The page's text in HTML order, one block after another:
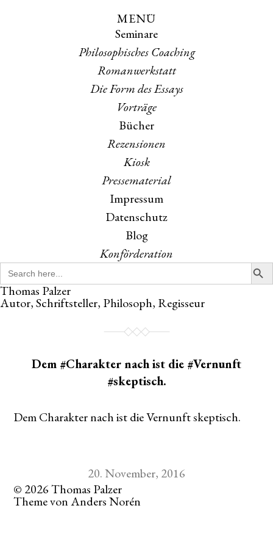
MENÜ
Seminare
Philosophisches Coaching
Romanwerkstatt
Die Form des Essays
Vorträge
Bücher
Rezensionen
Kiosk
Pressematerial
Impressum
Datenschutz
Blog
Konförderation
Search
for:
Search
Thomas Palzer
Autor, Schriftsteller, Philosoph, Regisseur
Dem #Charakter nach ist die #Vernunft
#skeptisch.
Dem Charakter nach ist die Vernunft skeptisch.
20. November, 2016
© 2026Thomas Palzer
Theme vonAnders Norén